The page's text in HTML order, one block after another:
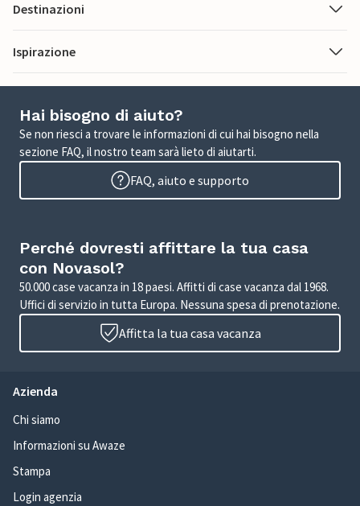
Destinazioni
Ispirazione
Hai bisogno di aiuto?
Se non riesci a trovare le informazioni di cui hai bisogno nella
sezione FAQ, il nostro team sarà lieto di aiutarti.
FAQ, aiuto e supporto
Perché dovresti affittare la tua casa
con Novasol?
50.000 case vacanza in 18 paesi. Affitti di case vacanza dal 1968.
Uffici di servizio in tutta Europa. Nessuna spesa di prenotazione.
Affitta la tua casa vacanza
Azienda
Chi siamo
Informazioni su Awaze
Stampa
Login agenzia